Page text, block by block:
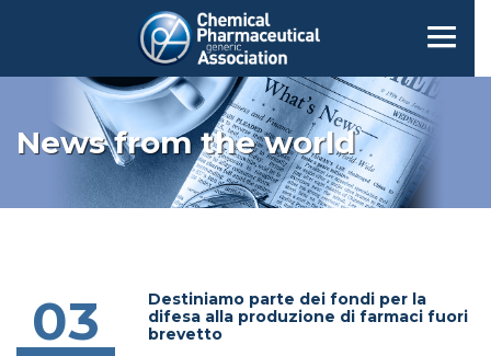
News from the world
03
Destiniamo parte dei fondi per la
difesa alla produzione di farmaci fuori
brevetto